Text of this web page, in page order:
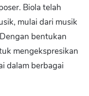
Biola telah
mulai dari musik
bentukan
mengekspresikan
dalam berbagai